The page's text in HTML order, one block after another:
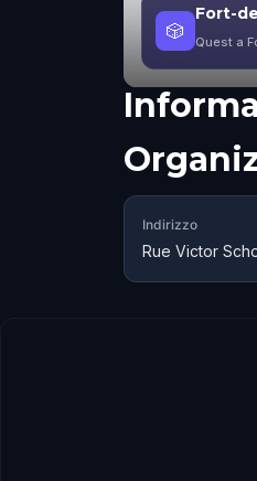
🎲
Fort-
Quest a
Indirizzo
Rue Victor